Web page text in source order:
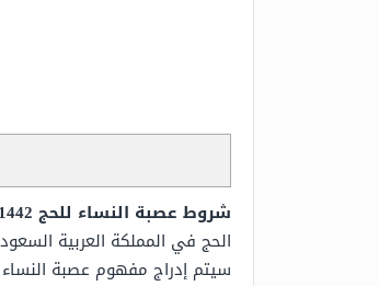
شروط عصبة النساء للحج 1442
الحج في المملكة العربية السعودية
سيتم إدراج مفهوم عصبة النساء